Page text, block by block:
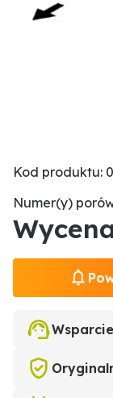
Kod produktu:
Numer(y)